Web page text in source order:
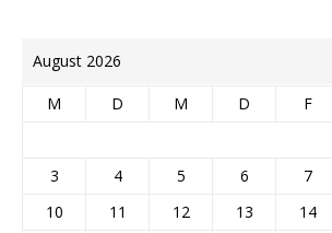
August 2026
M D M D F
3
4 5 6 7
10
11 12 13 14